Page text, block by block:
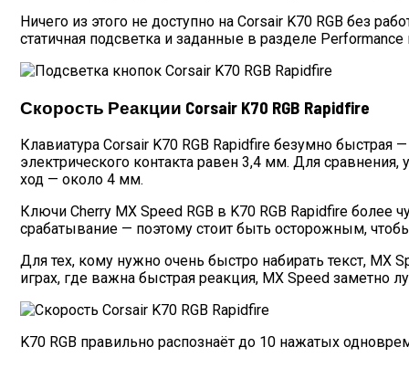
Ничего из этого не доступно на Corsair K70 RGB без
статичная подсветка и заданные в разделе
Скорость Реакции Corsair K70 RGB Rapidfire
Клавиатура Corsair K70 RGB Rapidfire безумно
электрического контакта равен 3,4 мм. Для
ход — около 4 мм.
Ключи Cherry MX Speed RGB в K70 RGB Rapidfire
срабатывание — поэтому стоит быть осторожным,
Для тех, кому нужно очень быстро набирать текст, MX
играх, где важна быстрая реакция, MX Speed заметно
K70 RGB правильно распознаёт до 10 нажатых